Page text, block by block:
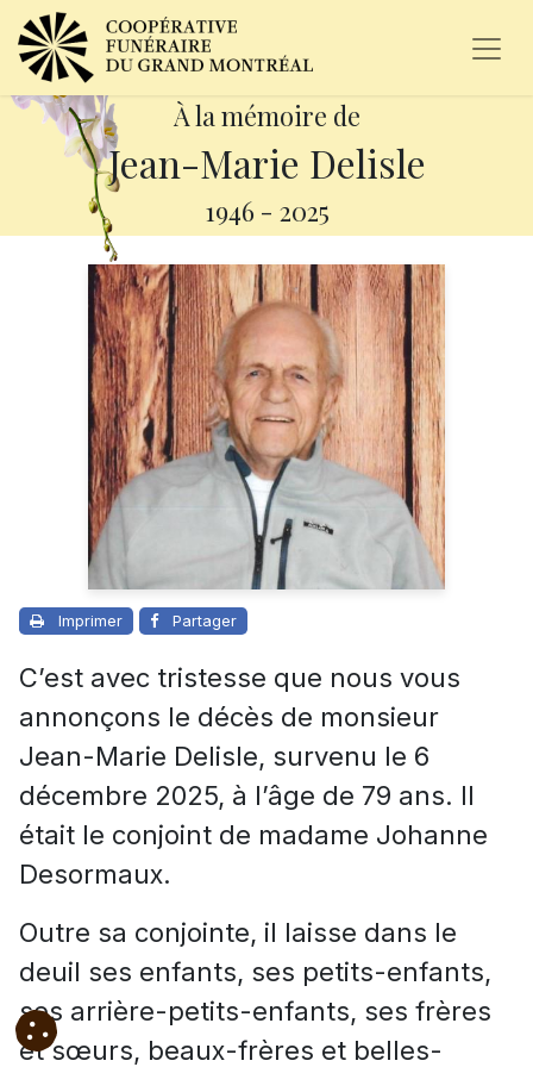
À la mémoire de
Jean-Marie Delisle
1946 - 2025
Imprimer Partager
C’est avec tristesse que nous vous
annonçons le décès de monsieur
Jean-Marie Delisle, survenu le 6
décembre 2025, à l’âge de 79 ans. Il
était le conjoint de madame Johanne
Desormaux.
Outre sa conjointe, il laisse dans le
deuil ses enfants, ses petits-enfants,
ses arrière-petits-enfants, ses frères
et sœurs, beaux-frères et belles-